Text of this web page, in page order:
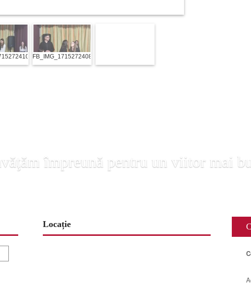
FB_IMG_1715272408453
împreună pentru un viitor mai
Locație